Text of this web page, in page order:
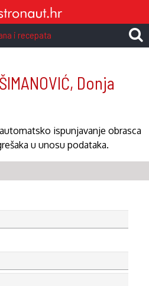
i recepata
Donja
ispunjavanje obrasca
u unosu podataka.